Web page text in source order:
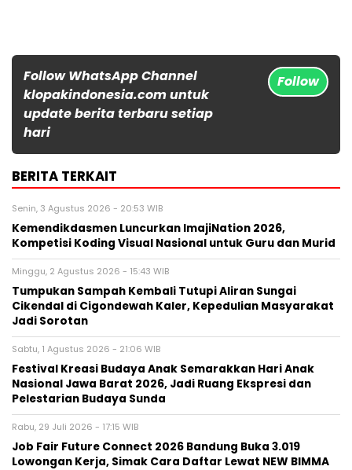
Follow WhatsApp Channel
klopakindonesia.com untuk
update berita terbaru setiap
hari
Follow
BERITA TERKAIT
Senin, 3 Agustus 2026 - 20:53 WIB
Kemendikdasmen Luncurkan ImajiNation 2026,
Kompetisi Koding Visual Nasional untuk Guru dan Murid
Minggu, 2 Agustus 2026 - 15:43 WIB
Tumpukan Sampah Kembali Tutupi Aliran Sungai
Cikendal di Cigondewah Kaler, Kepedulian Masyarakat
Jadi Sorotan
Sabtu, 1 Agustus 2026 - 21:06 WIB
Festival Kreasi Budaya Anak Semarakkan Hari Anak
Nasional Jawa Barat 2026, Jadi Ruang Ekspresi dan
Pelestarian Budaya Sunda
Rabu, 29 Juli 2026 - 17:15 WIB
Job Fair Future Connect 2026 Bandung Buka 3.019
Lowongan Kerja, Simak Cara Daftar Lewat NEW BIMMA